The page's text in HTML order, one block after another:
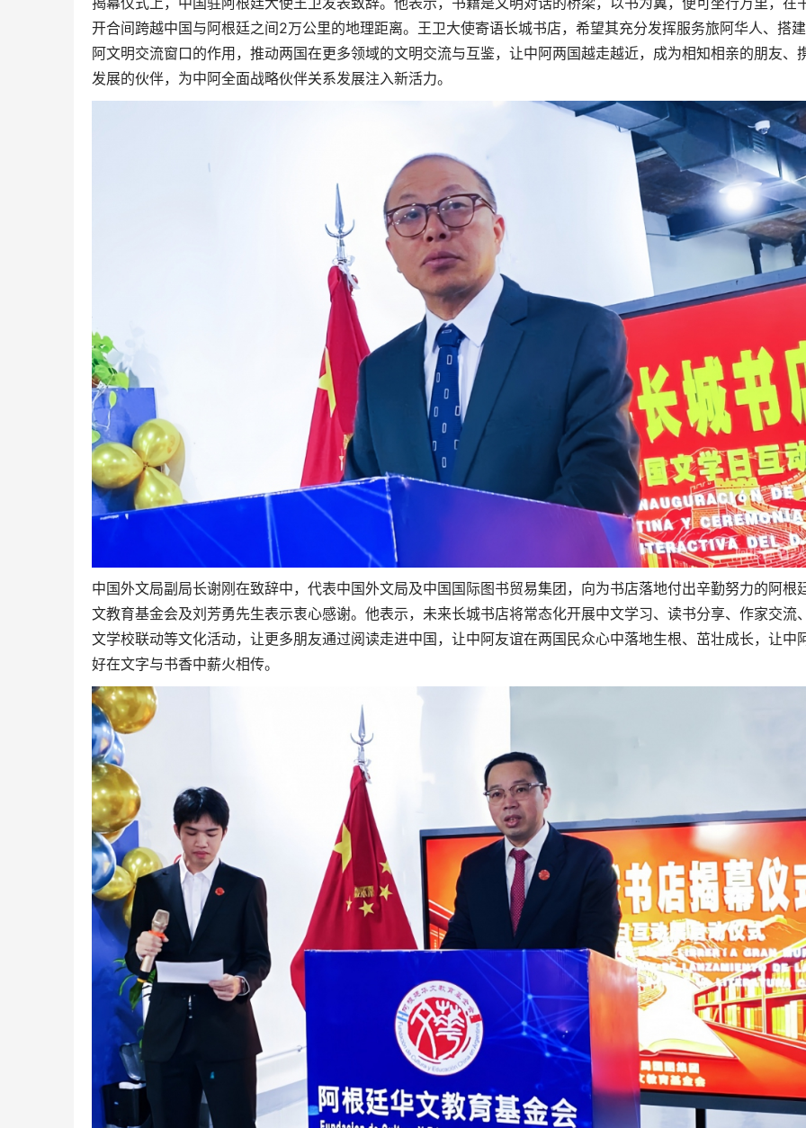
开合间跨越中国与阿根廷之间2万公里的地理距离。王卫大使寄语长城书店，希望其充分发挥服务旅阿华人、搭
阿文明交流窗口的作用，推动两国在更多领域的文明交流与互鉴，让中阿两国越走越近，成为相知相亲的朋友、
发展的伙伴，为中阿全面战略伙伴关系发展注入新活力。
中国外文局副局长谢刚在致辞中，代表中国外文局及中国国际图书贸易集团，向为书店落地付出辛勤努力的阿根
文教育基金会及刘芳勇先生表示衷心感谢。他表示，未来长城书店将常态化开展中文学习、读书分享、作家交流
文学校联动等文化活动，让更多朋友通过阅读走进中国，让中阿友谊在两国民众心中落地生根、茁壮成长，让中
好在文字与书香中薪火相传。